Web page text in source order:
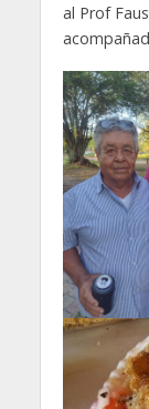
al Prof